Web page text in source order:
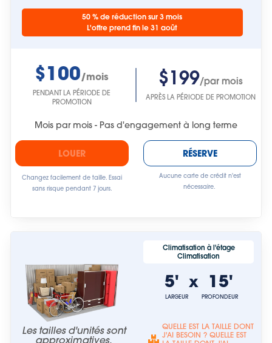
50 % de réduction sur 3 mois
L'offre prend fin le 31 août
$100/mois
PENDANT LA PÉRIODE DE
PROMOTION
$199/par mois
APRÈS LA PÉRIODE DE PROMOTION
Mois par mois - Pas d'engagement à long terme
LOUER
Changez facilement de taille. Essai
sans risque pendant 7 jours.
RÉSERVE
Aucune carte de crédit n'est
nécessaire.
Les tailles d'unités sont
approximatives.
Climatisation à l'étage
Climatisation
5'
LARGEUR
x 15'
PROFONDEUR
QUELLE EST LA TAILLE DONT
J'AI BESOIN ? QUELLE EST